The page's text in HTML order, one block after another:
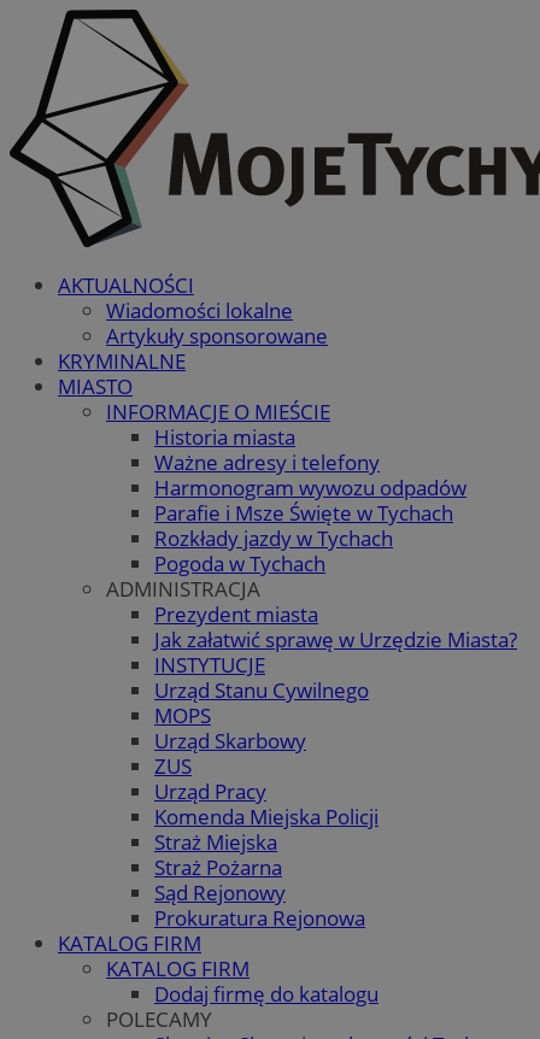
AKTUALNOŚCI
Wiadomości lokalne
Artykuły sponsorowane
KRYMINALNE
MIASTO
INFORMACJE O MIEŚCIE
Historia miasta
Ważne adresy i telefony
Harmonogram wywozu odpadów
Parafie i Msze Święte w Tychach
Rozkłady jazdy w Tychach
Pogoda w Tychach
ADMINISTRACJA
Prezydent miasta
Jak załatwić sprawę w Urzędzie Miasta?
INSTYTUCJE
Urząd Stanu Cywilnego
MOPS
Urząd Skarbowy
ZUS
Urząd Pracy
Komenda Miejska Policji
Straż Miejska
Straż Pożarna
Sąd Rejonowy
Prokuratura Rejonowa
KATALOG FIRM
KATALOG FIRM
Dodaj firmę do katalogu
POLECAMY